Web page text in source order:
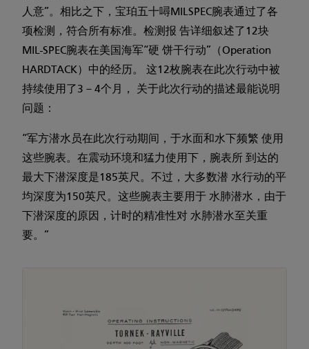
人意”。相比之下，宝珀五十噚MILSPEC腕表通过了各
项检测，符合所有标准。检测报 告详细叙述了12块
MIL-SPEC腕表在美国海军“硬 饼干行动”（Operation
HARDTACK）中的经历。 这12枚腕表在此次行动中被
持续使用了3－4个月， 关于此次行动的描述最能说明
问题：
“军方潜水员在此次行动期间，于水面和水下频繁 使用
这些腕表。在震动环境和猛力使用下，腕表所 到达的
最大下潜深度是185英尺。不过，大多数潜 水行动的平
均深度为150英尺。这些腕表主要用于 水肺潜水，由于
下潜深度的原因，计时的精准性对 水肺潜水至关重
要。”